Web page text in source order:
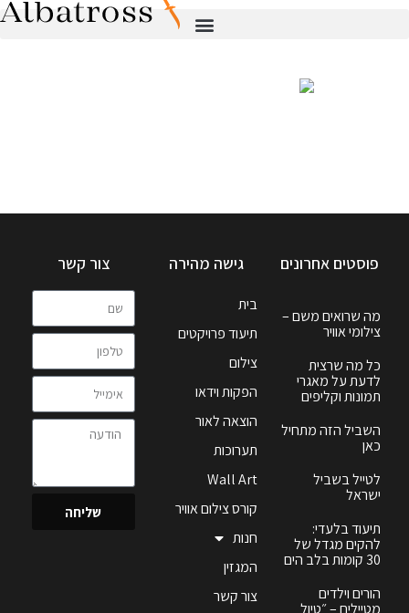
פוסטים אחרונים
מה שרואים משם –
צילומי אוויר
כל מה שרצית
לדעת על מאגרי
תמונות וקליפים
השביל הזה מתחיל
כאן
לטייל בשביל
ישראל
תיעוד בלעדי:
להקים מגדל של
30 קומות בלב הים
הורים וילדים
מטיילים – ״טיול
גישה מהירה
בית
תיעוד פרויקטים
צילום
הפקות וידאו
הוצאה לאור
תערוכות
Wall Art
קורס צילום אוויר
חנות
המגזין
צור קשר
צור קשר
שליחה